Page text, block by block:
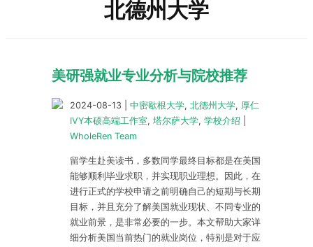
北德州大学
美研强就业专业分析与院校推荐
2024-08-13 中密歇根大学, 北德州大学, 厚仁
IVY本硕高端工作室, 塔尔萨大学, 学校介绍
WholeRen Team
留学生赴美读书，多数同学最终目标都是在美国
能够顺利毕业求职，并实现职业理想。因此，在
进行正式的学校申请之前明确自己的短期与长期
目标，并且充分了解美国就业现状、不同专业的
就业前景，是非常必要的一步。本文帮助大家详
细分析美国当前热门的就业岗位，特别是对于应